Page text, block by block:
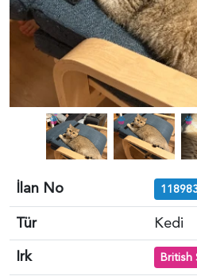
İlan No
Tür
Kedi
Irk
British